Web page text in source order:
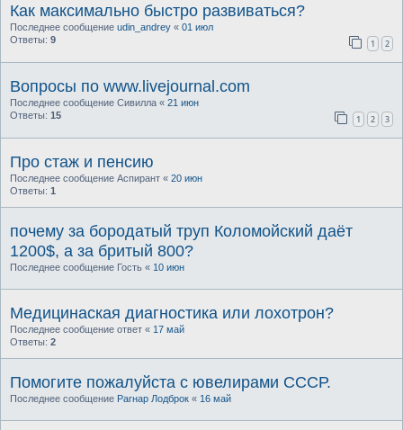
Как максимально быстро развиваться?
Последнее сообщение udin_andrey « 01 июл
Ответы: 9 1 2
Вопросы по www.livejournal.com
Последнее сообщение Сивилла « 21 июн
Ответы: 15 1 2 3
Про стаж и пенсию
Последнее сообщение Аспирант « 20 июн
Ответы: 1
почему за бородатый труп Коломойский даёт
1200$, а за бритый 800?
Последнее сообщение Гость « 10 июн
Медицинаская диагностика или лохотрон?
Последнее сообщение ответ « 17 май
Ответы: 2
Помогите пожалуйста с ювелирами СССР.
Последнее сообщение Рагнар Лодброк « 16 май